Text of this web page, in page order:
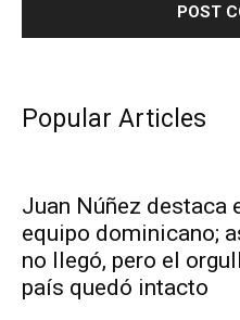
Popular Articles
Juan Núñez destaca
equipo dominicano;
no llegó, pero el
país quedó intacto